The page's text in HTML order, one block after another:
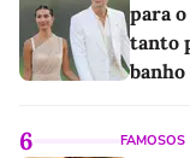
para
tanto
6 FAMOSOS